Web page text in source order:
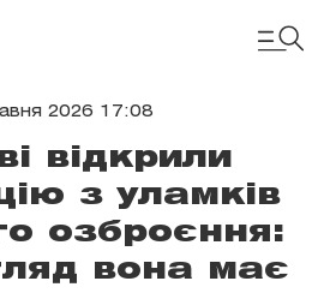
2026 17:08
відкрили
з уламків
озброєння:
вона має